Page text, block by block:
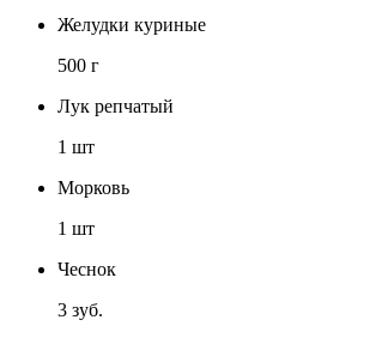
Желудки куриные
500 г
Лук репчатый
1 шт
Морковь
1 шт
Чеснок
3 зуб.